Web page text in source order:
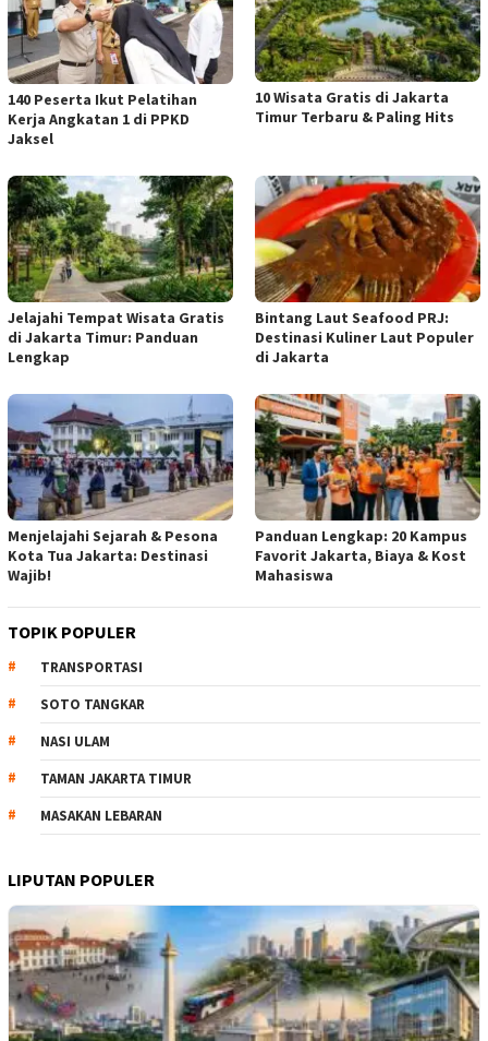
140 Peserta Ikut Pelatihan
Kerja Angkatan 1 di PPKD
Jaksel
10 Wisata Gratis di Jakarta
Timur Terbaru & Paling Hits
Jelajahi Tempat Wisata Gratis
di Jakarta Timur: Panduan
Lengkap
Bintang Laut Seafood PRJ:
Destinasi Kuliner Laut Populer
di Jakarta
Menjelajahi Sejarah & Pesona
Kota Tua Jakarta: Destinasi
Wajib!
Panduan Lengkap: 20 Kampus
Favorit Jakarta, Biaya & Kost
Mahasiswa
TOPIK POPULER
TRANSPORTASI
SOTO TANGKAR
NASI ULAM
TAMAN JAKARTA TIMUR
MASAKAN LEBARAN
LIPUTAN POPULER